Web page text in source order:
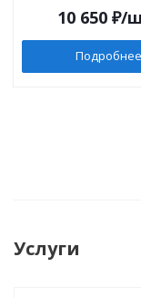
10 650 ₽/
Подробнее
Услуги